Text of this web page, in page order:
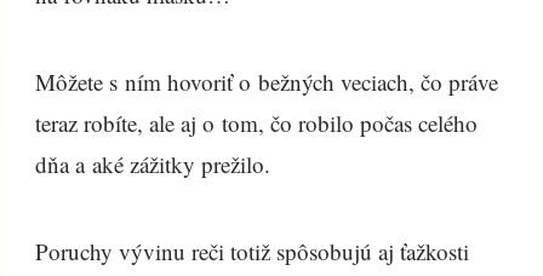
Môžete s ním hovoriť o bežných veciach, čo práve
teraz robíte, ale aj o tom, čo robilo počas celého
dňa a aké zážitky prežilo.
Poruchy vývinu reči totiž spôsobujú aj ťažkosti